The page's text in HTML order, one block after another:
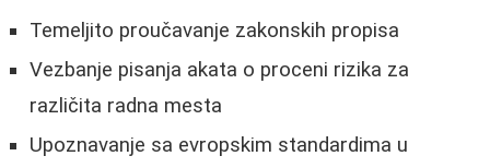
Temeljito proučavanje zakonskih propisa
Vezbanje pisanja akata o proceni rizika za
različita radna mesta
Upoznavanje sa evropskim standardima u